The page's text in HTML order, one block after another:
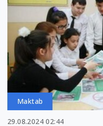
Maktab
29.08.2024 02:44